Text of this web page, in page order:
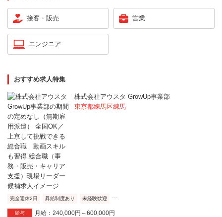
接客・販売 営業
エンジニア
おすすめ求人特集
株式会社アウスタ GrowUp事業部
東京都練馬区練馬
完全週休2日 昇給制度あり 未経験歓迎 ...
給与 月給：240,000円～600,000円